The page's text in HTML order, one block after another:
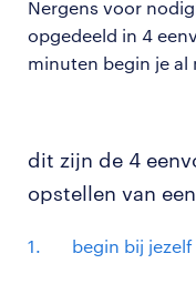
Nergens voor
opgedeeld in 4
minuten begin je al
dit zijn de 4
opstellen van
begin bij jezelf